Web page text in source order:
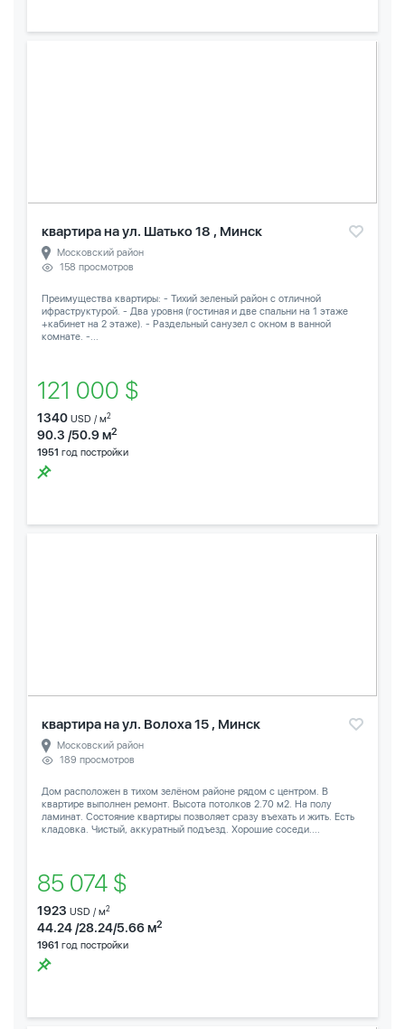
квартира на ул. Шатько 18 , Минск
Московский район
158 просмотров
Преимущества квартиры: - Тихий зеленый район с отличной
ифраструктурой. - Два уровня (гостиная и две спальни на 1 этаже
+кабинет на 2 этаже). - Раздельный санузел с окном в ванной
комнате. -...
121 000 $
1340 USD / м2
90.3 /50.9 м2
1951 год постройки
квартира на ул. Волоха 15 , Минск
Московский район
189 просмотров
Дом расположен в тихом зелёном районе рядом с центром. В
квартире выполнен ремонт. Высота потолков 2.70 м2. На полу
ламинат. Состояние квартиры позволяет сразу въехать и жить. Есть
кладовка. Чистый, аккуратный подъезд. Хорошие соседи....
85 074 $
1923 USD / м2
44.24 /28.24/5.66 м2
1961 год постройки